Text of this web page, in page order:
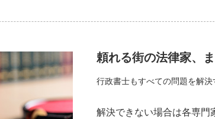
頼れる街の法律家、
行政書士もすべての問題を解決
解決できない場合は各専門